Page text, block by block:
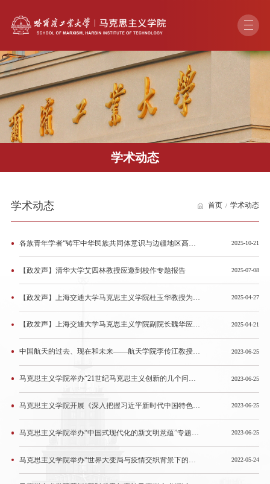
学术动态
学术动态 首页 学术动态
各族青年学者“铸牢中华民族共同体意识与边疆地区高质量发展”学术交流会议征文启事 2025-10-21
【政发声】清华大学艾四林教授应邀到校作专题报告 2025-07-08
2025-04-27
【政发声】上海交通大学马克思主义学院副院长魏华应邀为我院师生作专题讲座 2025-04-21
中国航天的过去、现在和未来——航天学院李传江教授为第十九届“小卫星学者计划”交流营作专题讲座 2023-06-25
马克思主义学院举办“21世纪马克思主义创新的几个问题”专题讲座与“优博计划”高层次博士学术经验分享交流会 2023-06-25
马克思主义学院开展《深入把握习近平新时代中国特色社会主义思想》专题讲座 2023-06-25
马克思主义学院举办“中国式现代化的新文明意蕴”专题讲座 2023-06-25
马克思主义学院举办“世界大变局与疫情交织背景下的时代盛会”两会专题讲座 2022-05-24